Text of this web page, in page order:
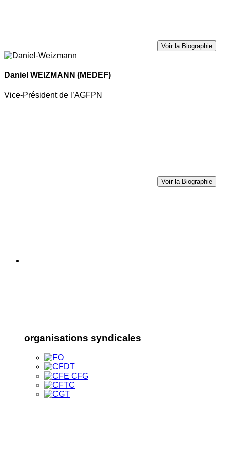
Voir la Biographie
Daniel WEIZMANN (MEDEF)
Vice-Président de l’AGFPN
Voir la Biographie
organisations syndicales